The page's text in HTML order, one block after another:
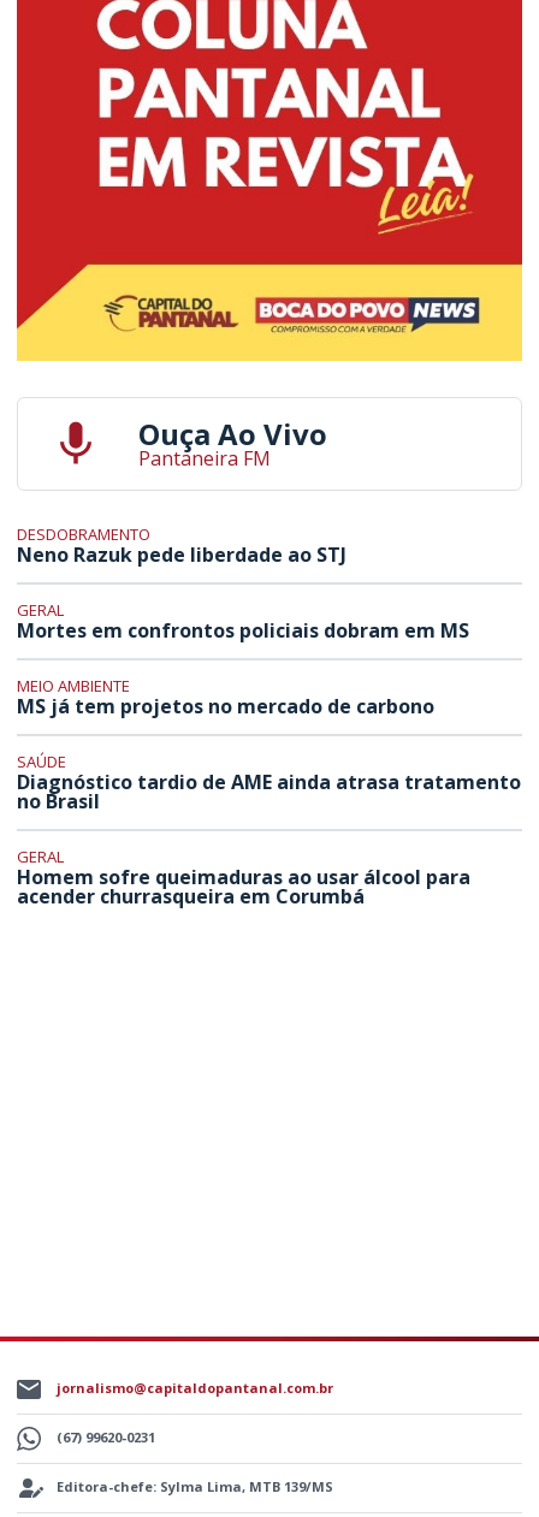
Ouça Ao Vivo
Pantaneira FM
DESDOBRAMENTO
Neno Razuk pede liberdade ao STJ
GERAL
Mortes em confrontos policiais dobram em MS
MEIO AMBIENTE
MS já tem projetos no mercado de carbono
SAÚDE
Diagnóstico tardio de AME ainda atrasa tratamento
no Brasil
GERAL
Homem sofre queimaduras ao usar álcool para
acender churrasqueira em Corumbá
jornalismo@capitaldopantanal.com.br
(67) 99620-0231
Editora-chefe: Sylma Lima, MTB 139/MS